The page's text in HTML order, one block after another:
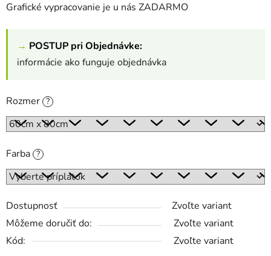
Grafické vypracovanie je u nás ZADARMO
→ POSTUP pri Objednávke:
informácie ako funguje objednávka
Rozmer ?
Farba ?
Dostupnosť
Zvoľte variant
Môžeme doručiť do:
Zvoľte variant
Kód:
Zvoľte variant